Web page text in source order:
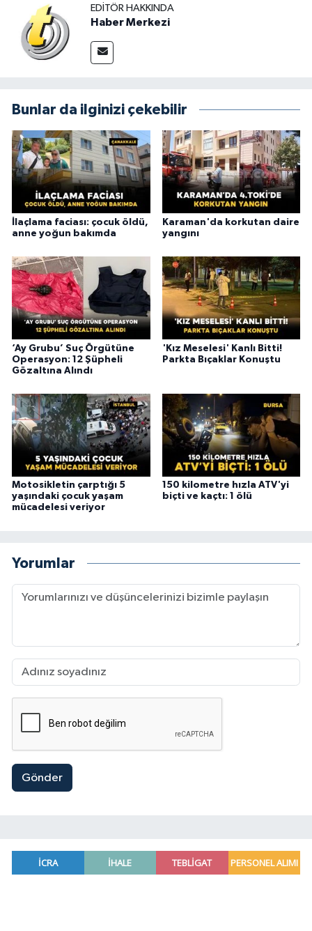
EDITÖR HAKKINDA
Haber Merkezi
Bunlar da ilginizi çekebilir
İlaçlama faciası: çocuk öldü,
anne yoğun bakımda
Karaman'da korkutan daire
yangını
‘Ay Grubu’ Suç Örgütüne
Operasyon: 12 Şüpheli
Gözaltına Alındı
'Kız Meselesi' Kanlı Bitti!
Parkta Bıçaklar Konuştu
Motosikletin çarptığı 5
yaşındaki çocuk yaşam
mücadelesi veriyor
150 kilometre hızla ATV'yi
biçti ve kaçtı: 1 ölü
Yorumlar
Gönder